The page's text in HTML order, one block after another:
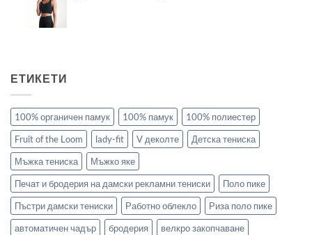
ЕТИКЕТИ
100% органичен памук 100% памук
100% полиестер
Fruit of the Loom
lady-fit V деколте
Детска тениска
Мъжка тениска
Мъжко яке
Печат и бродерия на дамски рекламни тениски
Поло пике
Пъстри дамски тениски
Работно облекло
Риза поло пике
автоматичен чадър
бродерия
велкро закопчаване